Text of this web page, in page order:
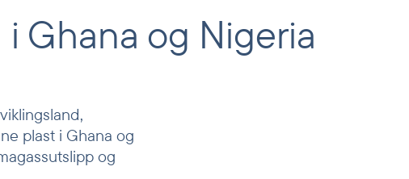
Ghana og Nigeria
plast i Ghana og
og